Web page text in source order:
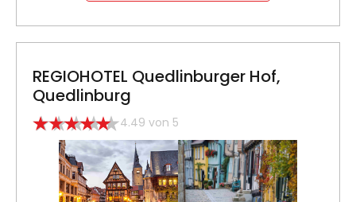
REGIOHOTEL Quedlinburger Hof,
Quedlinburg
4.49 von 5